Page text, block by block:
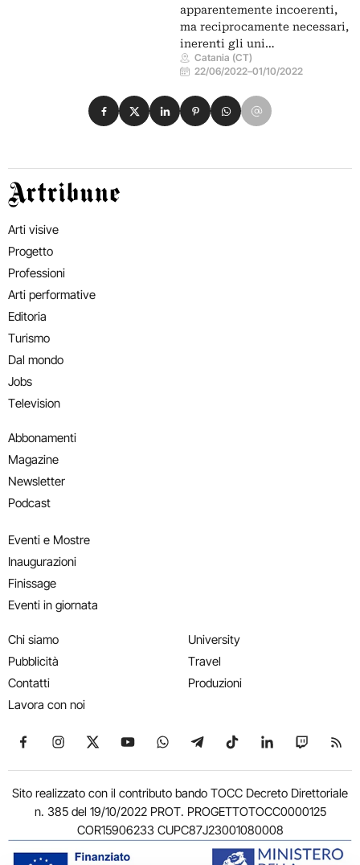
apparentemente incoerenti,
ma reciprocamente necessari,
inerenti gli uni…
Catania (CT)
22/06/2022–01/10/2022
Condividi su Facebook
Condividi su X
Condividi su LinkedIn
Condividi su Pinterest
Condividi su WhatsApp
Condividi su Email
Artribune
Arti visive
Progetto
Professioni
Arti performative
Editoria
Turismo
Dal mondo
Jobs
Television
Abbonamenti
Magazine
Newsletter
Podcast
Eventi e Mostre
Inaugurazioni
Finissage
Eventi in giornata
Chi siamo
Pubblicità
Contatti
Lavora con noi
University
Travel
Produzioni
Seguici su Facebook
Seguici su Instagram
Seguici su X
Seguici su YouTube
Seguici su WhatsApp
Seguici su Telegram
Seguici su TikTok
Seguici su
Seguici
Sito realizzato con il contributo bando TOCC Decreto Direttoriale
n. 385 del 19/10/2022 PROT. PROGETTOTOCC0000125
COR15906233 CUPC87J23001080008